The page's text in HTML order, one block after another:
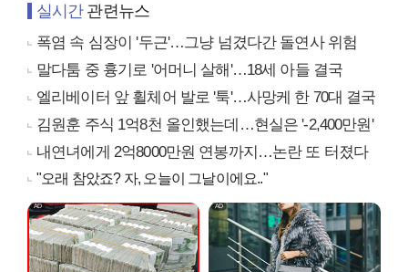
실시간관련뉴스
폭염 속 심장이 '두근'…그냥 넘겼다간 돌연사 위험
말다툼 중 흉기로 '어머니 살해'…18세 아들 결국
엘리베이터 앞 휠체어 발로 '툭'…사망케 한 70대 결국
김원훈 주식 1억8천 올인했는데…현실은 '-2,400만원'
내연녀에게 2억8000만원 연봉까지…논란 또 터졌다
"오래 참았죠? 자, 오늘이 그날이에요.."